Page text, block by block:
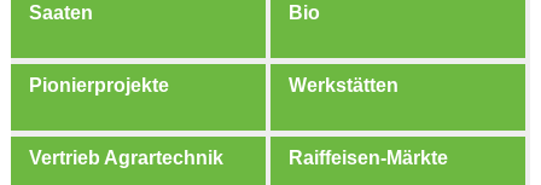
Saaten Bio
Pionierprojekte Werkstätten
Vertrieb Agrartechnik Raiffeisen-Märkte